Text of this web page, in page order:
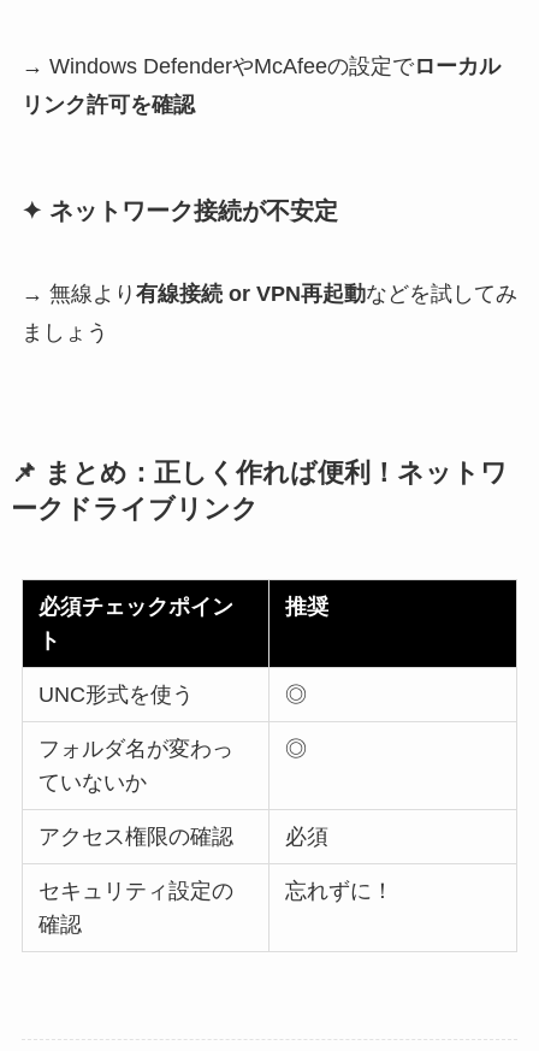
→ Windows DefenderやMcAfeeの設定でローカル
リンク許可を確認
✦ ネットワーク接続が不安定
→ 無線より 有線接続 or VPN再起動などを試してみ
ましょう
📌 まとめ：正しく作れば便利！ネットワ
ークドライブリンク
必須チェックポイン
ト
推奨
UNC形式を使う ◎
フォルダ名が変わっ
ていないか
◎
アクセス権限の確認 必須
セキュリティ設定の
確認
忘れずに！